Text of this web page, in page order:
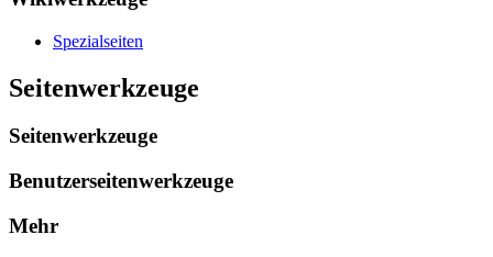
Spezialseiten
Seitenwerkzeuge
Seitenwerkzeuge
Benutzerseitenwerkzeuge
Mehr